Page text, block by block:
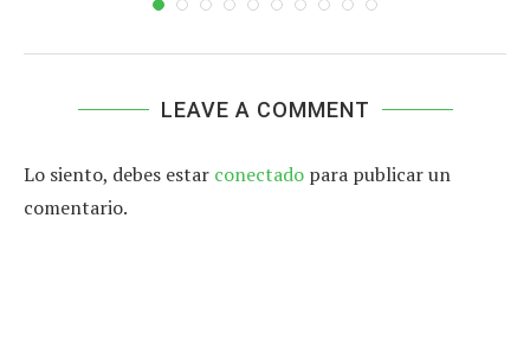
LEAVE A COMMENT
Lo siento, debes estar conectado para publicar un
comentario.